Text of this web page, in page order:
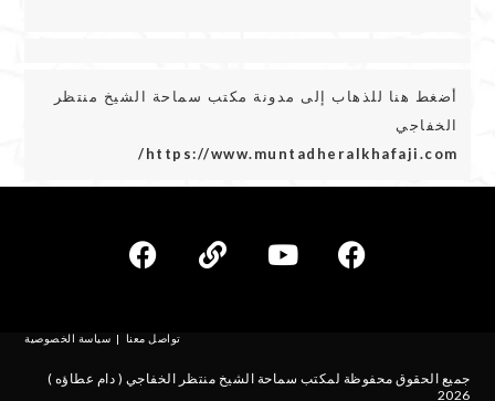
أضغط هنا للذهاب إلى مدونة مكتب سماحة الشيخ منتظر
الخفاجي
https://www.muntadheralkhafaji.com/
تواصل معنا سياسة الخصوصية
جميع الحقوق محفوظة لمكتب سماحة الشيخ منتظر الخفاجي ( دام عطاؤه )
2026